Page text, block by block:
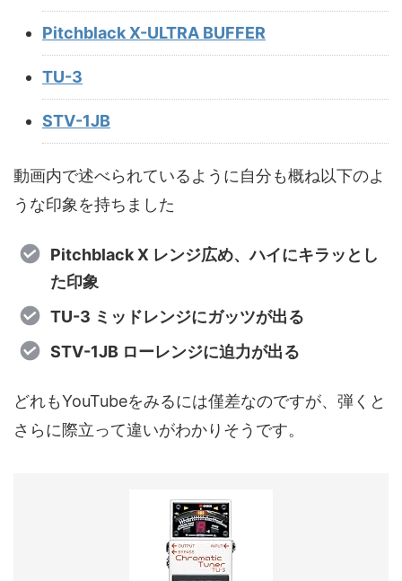
Pitchblack X-ULTRA BUFFER
TU-3
STV-1JB
動画内で述べられているように自分も概ね以下のよ
うな印象を持ちました
Pitchblack X レンジ広め、ハイにキラッとし
た印象
TU-3 ミッドレンジにガッツが出る
STV-1JB ローレンジに迫力が出る
どれもYouTubeをみるには僅差なのですが、弾くと
さらに際立って違いがわかりそうです。